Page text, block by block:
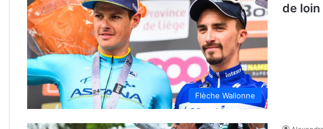
Flèche Wallonne
de loin